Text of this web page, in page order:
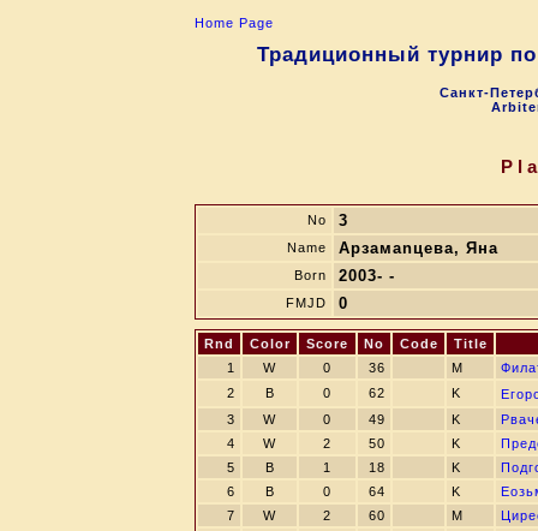
Home Page
Традиционный турнир
Санкт-
No 3
Name Арзамаnцева, Яна
Born 2003- -
FMJD 0
Rnd Color Score No Code
Title
1
W 0 36 M
2
B 0 62 K
3
W 0 49 K
4
W 2 50 K
5
B 1 18 K
6
B 0 64 K
7
W 2 60 M